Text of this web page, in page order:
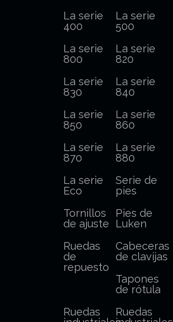
La serie
400
La serie
500
La serie
800
La serie
820
La serie
830
La serie
840
La serie
850
La serie
860
La serie
870
La serie
880
La serie
Eco
Serie de
pies
Tornillos
de ajuste
Pies de
Luken
Ruedas
de
repuesto
Cabeceras
de clavijas
Tapones
de rótula
Ruedas
Ruedas